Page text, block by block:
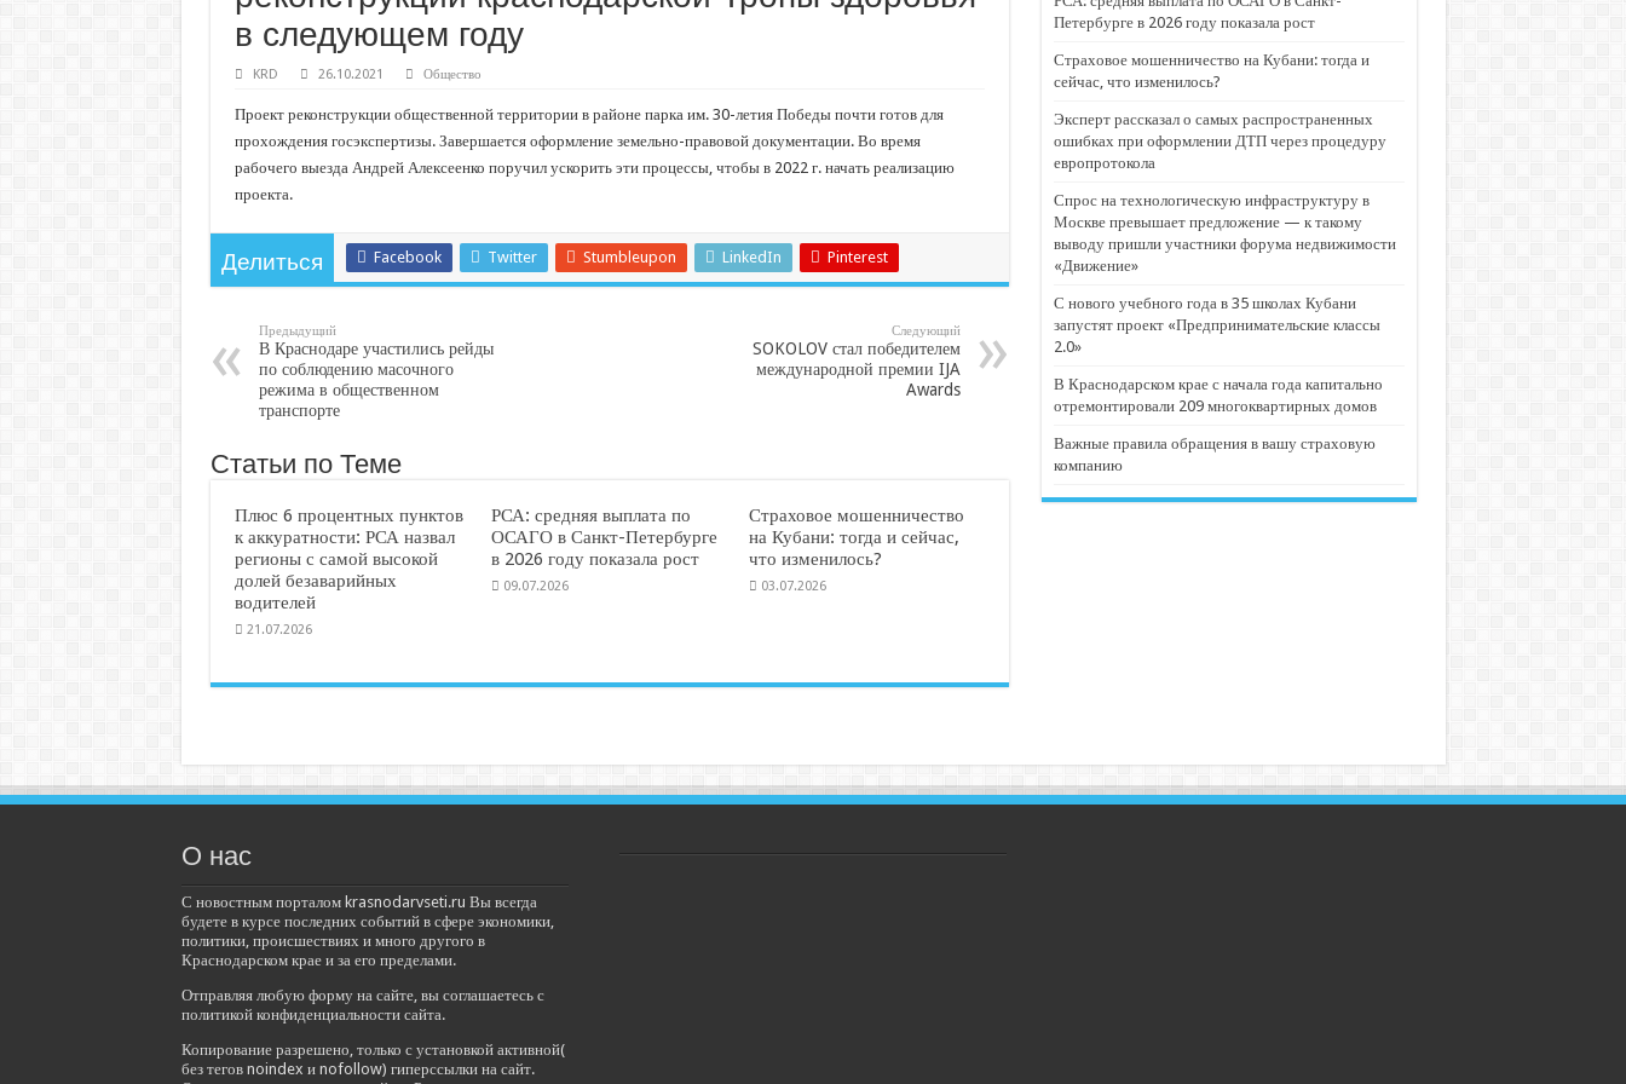
С нового учебного года в 35 школах Кубани запустят проект «Предпринимательские классы 2.0»
В Краснодарском крае с начала года капитально отремонтировали 209 многоквартирных домов
Важные правила обращения в вашу страховую компанию
В городах и районах Кубани отметили День России
Стартовал прием заявок на 20-й юбилейный молодежный форум «Регион 93»
в следующем году
KRD 26.10.2021 Общество
Проект реконструкции общественной территории в районе парка им. 30-летия Победы почти готов для
прохождения госэкспертизы. Завершается оформление земельно-правовой документации. Во время
рабочего выезда Андрей Алексеенко поручил ускорить эти процессы, чтобы в 2022 г. начать реализацию
проекта.
Делиться Facebook Twitter Stumbleupon LinkedIn Pinterest
Предыдущий
В Краснодаре участились рейды
по соблюдению масочного
режима в общественном
транспорте
Следующий
SOKOLOV стал победителем
международной премии IJA
Awards
Статьи по Теме
Плюс 6 процентных пунктов
к аккуратности: РСА назвал
регионы с самой высокой
долей безаварийных
водителей
21.07.2026
РСА: средняя выплата по
ОСАГО в Санкт-Петербурге
в 2026 году показала рост
09.07.2026
Страховое мошенничество
на Кубани: тогда и сейчас,
что изменилось?
03.07.2026
Петербурге в 2026 году показала рост
Страховое мошенничество на Кубани: тогда и
сейчас, что изменилось?
Эксперт рассказал о самых распространенных
ошибках при оформлении ДТП через процедуру
европротокола
Спрос на технологическую инфраструктуру в
Москве превышает предложение — к такому
выводу пришли участники форума недвижимости
«Движение»
С нового учебного года в 35 школах Кубани
запустят проект «Предпринимательские классы
2.0»
В Краснодарском крае с начала года капитально
отремонтировали 209 многоквартирных домов
Важные правила обращения в вашу страховую
компанию
О нас
С новостным порталом krasnodarvseti.ru Вы всегда
будете в курсе последних событий в сфере экономики,
политики, происшествиях и много другого в
Краснодарском крае и за его пределами.
Отправляя любую форму на сайте, вы соглашаетесь с
политикой конфиденциальности сайта.
Копирование разрешено, только с установкой активной(
без тегов noindex и nofollow) гиперссылки на сайт.